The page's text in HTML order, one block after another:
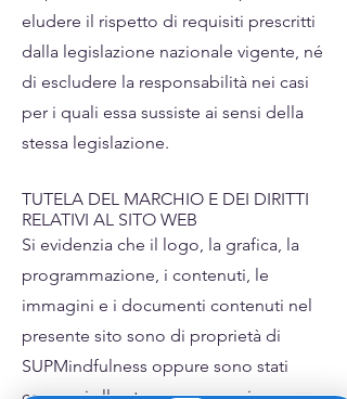
eludere il rispetto di requisiti prescritti
dalla legislazione nazionale vigente, né
di escludere la responsabilità nei casi
per i quali essa sussiste ai sensi della
stessa legislazione.
TUTELA DEL MARCHIO E DEI DIRITTI
RELATIVI AL SITO WEB
Si evidenzia che il logo, la grafica, la
programmazione, i contenuti, le
immagini e i documenti contenuti nel
presente sito sono di proprietà di
SUPMindfulness oppure sono stati